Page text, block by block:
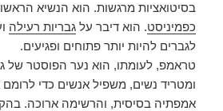
בסיטואציות מרגשות. הוא הנשיא
כפמיניסט. הוא דיבר עלגבריות רעילה
לגברים להיות יותר פתוחים ופגיעים.
טראמפ, לעומתו, הוא נער הפוסטר של
ומטריד נשים, משפיל אנשים כדי
אמפתיה בסיסית, והרשימה ארוכה.